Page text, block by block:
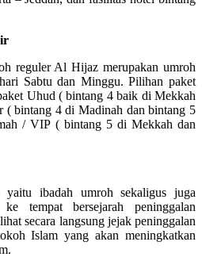
reguler Al Hijaz merupakan umroh
Sabtu dan Minggu. Pilihan paket
Uhud ( bintang 4 baik di Mekkah
( bintang 4 di Madinah dan bintang 5
/ VIP ( bintang 5 di Mekkah dan
yaitu ibadah umroh sekaligus juga
ke tempat bersejarah peninggalan
secara langsung jejak peninggalan
Islam yang akan meningkatkan